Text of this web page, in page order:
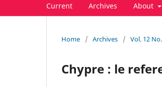
Current Archives About
Home / Archives / Vol. 12
Chypre : le